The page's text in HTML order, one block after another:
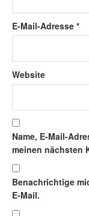
E-Mail-Adresse *
Website
Name, E-Mail-
meinen nächsten
Benachrichtige
E-Mail.